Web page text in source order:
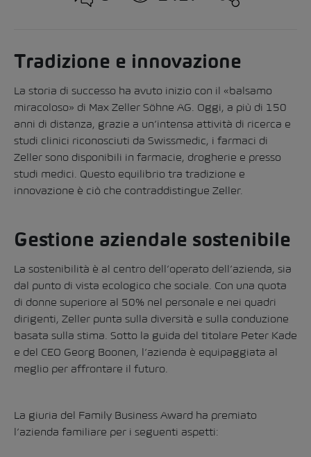
Tradizione e innovazione
La storia di successo ha avuto inizio con il «balsamo
miracoloso» di Max Zeller Söhne AG. Oggi, a più di 150
anni di distanza, grazie a un’intensa attività di ricerca e
studi clinici riconosciuti da Swissmedic, i farmaci di
Zeller sono disponibili in farmacie, drogherie e presso
studi medici. Questo equilibrio tra tradizione e
innovazione è ciò che contraddistingue Zeller.
Gestione aziendale sostenibile
La sostenibilità è al centro dell’operato dell’azienda, sia
dal punto di vista ecologico che sociale. Con una quota
di donne superiore al 50% nel personale e nei quadri
dirigenti, Zeller punta sulla diversità e sulla conduzione
basata sulla stima. Sotto la guida del titolare Peter Kade
e del CEO Georg Boonen, l’azienda è equipaggiata al
meglio per affrontare il futuro.
La giuria del Family Business Award ha premiato
l’azienda familiare per i seguenti aspetti: